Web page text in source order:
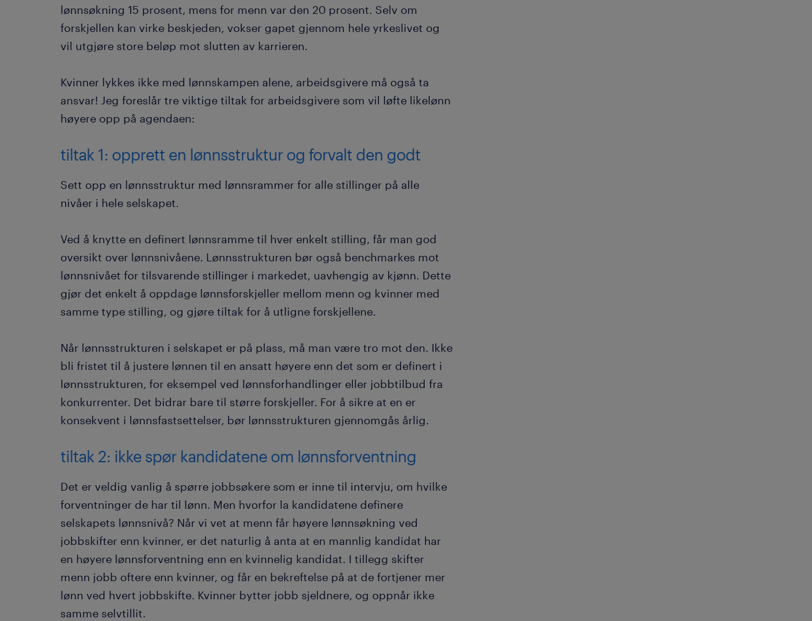
lønnsøkning 15 prosent, mens for menn var den 20 prosent. Selv om
forskjellen kan virke beskjeden, vokser gapet gjennom hele yrkeslivet og
vil utgjøre store beløp mot slutten av karrieren.
Kvinner lykkes ikke med lønnskampen alene, arbeidsgivere må også ta
ansvar! Jeg foreslår tre viktige tiltak for arbeidsgivere som vil løfte likelønn
høyere opp på agendaen:
tiltak 1: opprett en lønnsstruktur og forvalt den godt
Sett opp en lønnsstruktur med lønnsrammer for alle stillinger på alle
nivåer i hele selskapet.
Ved å knytte en definert lønnsramme til hver enkelt stilling, får man god
oversikt over lønnsnivåene. Lønnsstrukturen bør også benchmarkes mot
lønnsnivået for tilsvarende stillinger i markedet, uavhengig av kjønn. Dette
gjør det enkelt å oppdage lønnsforskjeller mellom menn og kvinner med
samme type stilling, og gjøre tiltak for å utligne forskjellene.
Når lønnsstrukturen i selskapet er på plass, må man være tro mot den. Ikke
bli fristet til å justere lønnen til en ansatt høyere enn det som er definert i
lønnsstrukturen, for eksempel ved lønnsforhandlinger eller jobbtilbud fra
konkurrenter. Det bidrar bare til større forskjeller. For å sikre at en er
konsekvent i lønnsfastsettelser, bør lønnsstrukturen gjennomgås årlig.
tiltak 2: ikke spør kandidatene om lønnsforventning
Det er veldig vanlig å spørre jobbsøkere som er inne til intervju, om hvilke
forventninger de har til lønn. Men hvorfor la kandidatene definere
selskapets lønnsnivå? Når vi vet at menn får høyere lønnsøkning ved
jobbskifter enn kvinner, er det naturlig å anta at en mannlig kandidat har
en høyere lønnsforventning enn en kvinnelig kandidat. I tillegg skifter
menn jobb oftere enn kvinner, og får en bekreftelse på at de fortjener mer
lønn ved hvert jobbskifte. Kvinner bytter jobb sjeldnere, og oppnår ikke
samme selvtillit.